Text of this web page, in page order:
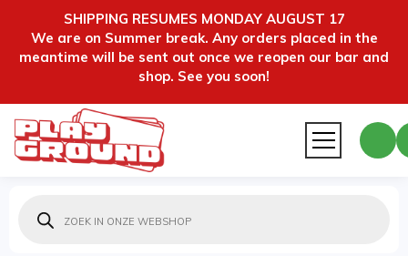
SHIPPING RESUMES MONDAY AUGUST 17
We are on Summer break. Any orders placed in the
meantime will be sent out once we reopen our bar and
shop. See you soon!
zoeken